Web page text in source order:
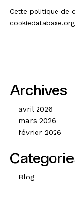
Cette politique de
cookiedatabase.org
Archives
avril 2026
mars 2026
février 2026
Blog